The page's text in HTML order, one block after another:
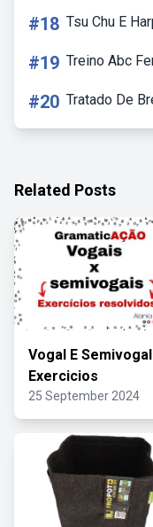
#18 Tsu Chu E
#19 Treino Abc
#20 Tratado De
Related Posts
Vogal E Semivogal
Exercicios
25 September 2024